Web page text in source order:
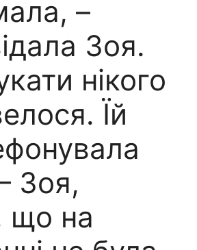
–
Зоя.
нікого
Їй
Зоя,
що на